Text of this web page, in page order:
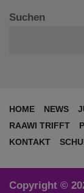
Suchen
HOME NEWS
RAAWI TRIFFT
KONTAKT
Copyright ©